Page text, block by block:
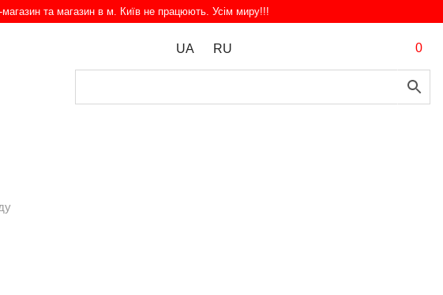
магазин та магазин в м. Київ не працюють. Усім миру!!!
UA RU 0